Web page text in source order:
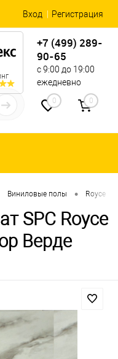
Вход Регистрация
+7 (499) 289-
90-65
с 9:00 до 19:00
ежедневно
0 0
Виниловые полы • Royce
SPC Royce
Верде